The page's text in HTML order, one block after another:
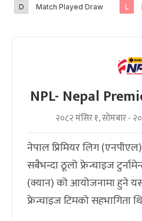
D Match Played Draw L
NPL- Nepal
२०८२ मंसिर १, सोमबार -
नेपाल प्रिमियर लिग
सबैभन्दा ठूलो फ्रेन्चाइज
(क्यान) को आयोजनामा हुने
फ्रेन्चाइज टिमको सहभागिता